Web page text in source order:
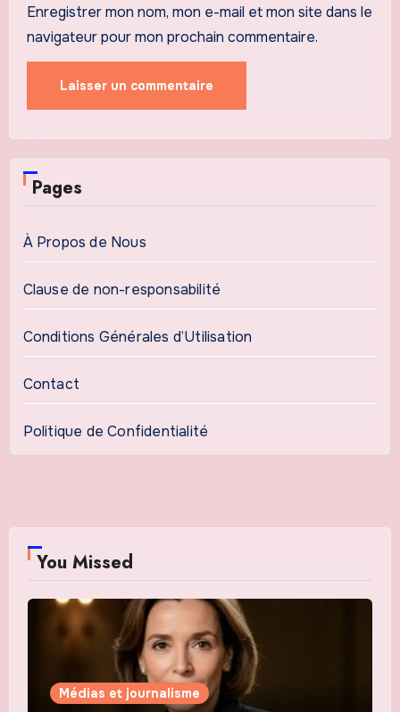
Enregistrer mon nom, mon e-mail et mon site dans le
navigateur pour mon prochain commentaire.
Pages
À Propos de Nous
Clause de non-responsabilité
Conditions Générales d’Utilisation
Contact
Politique de Confidentialité
You Missed
Médias et journalisme